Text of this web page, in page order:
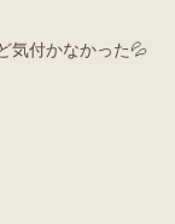
気付かなかった💦